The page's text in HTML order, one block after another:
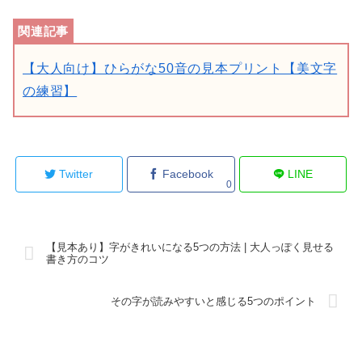
【大人向け】ひらがな50音の見本プリント【美文字
の練習】
Twitter Facebook
0
LINE
【見本あり】字がきれいになる5つの方法 | 大人っぽく見せる
書き方のコツ
その字が読みやすいと感じる5つのポイント